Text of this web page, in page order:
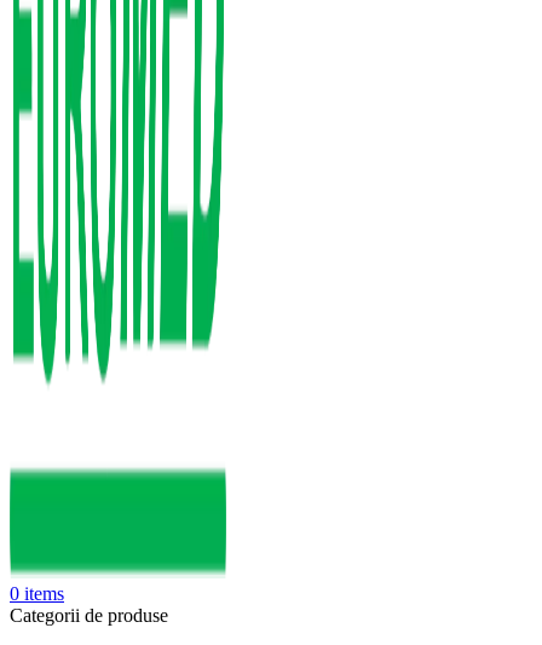
0 items
Categorii de produse